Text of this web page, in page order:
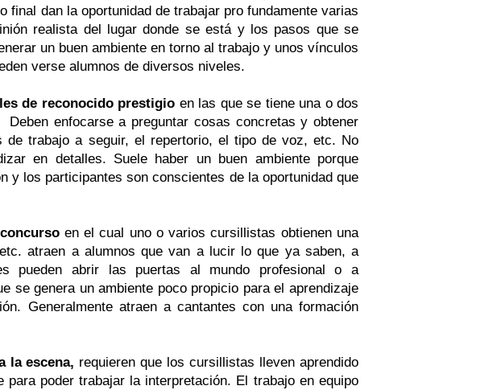
final dan la oportunidad de trabajar pro fundamente varias
realista del lugar donde se está y los pasos que se
un buen ambiente en torno al trabajo y unos vínculos
verse alumnos de diversos niveles.
de reconocido prestigio en las que se tiene una o dos
enfocarse a preguntar cosas concretas y obtener
de trabajo a seguir, el repertorio, el tipo de voz, etc. No
en detalles. Suele haber un buen ambiente porque
y los participantes son conscientes de la oportunidad que
en el cual uno o varios cursillistas obtienen una
atraen a alumnos que van a lucir lo que ya saben, a
pueden abrir las puertas al mundo profesional o a
se genera un ambiente poco propicio para el aprendizaje
Generalmente atraen a cantantes con una formación
la escena, requieren que los cursillistas lleven aprendido
para poder trabajar la interpretación. El trabajo en equipo